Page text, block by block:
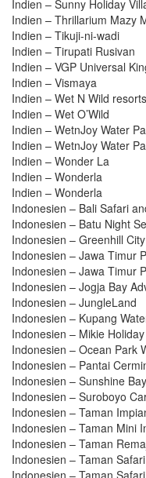
Indien – Sunny Holiday
Indien – Thrillarium Mazy
Indien – Tikuji-ni-wadi
Indien – Tirupati Rusivan
Indien – VGP Universal
Indien – Vismaya
Indien – Wet N Wild
Indien – Wet O’Wild
Indien – WetnJoy Water
Indien – WetnJoy Water
Indien – Wonder La
Indien – Wonderla
Indien – Wonderla
Indonesien – Bali Safari
Indonesien – Batu Night
Indonesien – Greenhill
Indonesien – Jawa Timur
Indonesien – Jawa Timur
Indonesien – Jogja Bay
Indonesien – JungleLand
Indonesien – Kupang
Indonesien – Mikie
Indonesien – Ocean Park
Indonesien – Pantai
Indonesien – Sunshine
Indonesien – Suroboyo
Indonesien – Taman
Indonesien – Taman Mini
Indonesien – Taman
Indonesien – Taman